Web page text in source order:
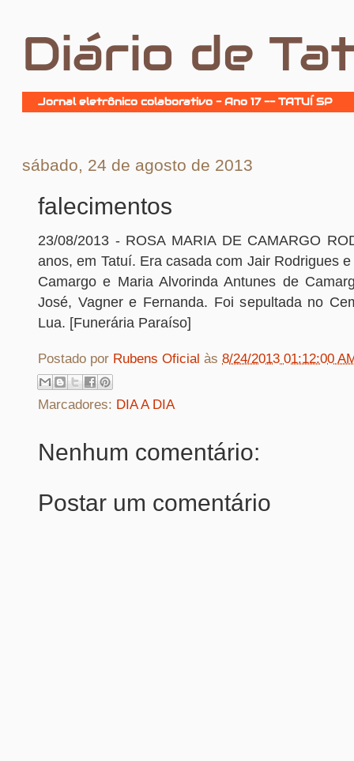
Diário de
Jornal eletrônico colaborativo - Ano 17 -- TATUÍ SP
sábado, 24 de agosto de 2013
falecimentos
23/08/2013 - ROSA MARIA DE CAMARGO
anos, em Tatuí. Era casada com Jair Rodrigues
Camargo e Maria Alvorinda Antunes de
José, Vagner e Fernanda. Foi sepultada no
Lua. [Funerária Paraíso]
Postado por Rubens Oficial às 8/24/2013 01:12:00
Marcadores: DIA A DIA
Nenhum comentário:
Postar um comentário